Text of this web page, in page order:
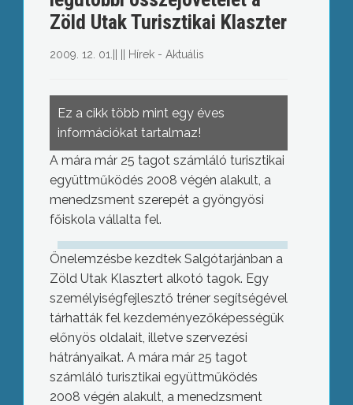
Zöld Utak Turisztikai Klaszter
2009. 12. 01. Hírek - Aktuális
Ez a cikk több mint egy éves
információkat tartalmaz!
A mára már 25 tagot számláló turisztikai
együttműködés 2008 végén alakult, a
menedzsment szerepét a gyöngyösi
főiskola vállalta fel.
Önelemzésbe kezdtek Salgótarjánban a
Zöld Utak Klasztert alkotó tagok. Egy
személyiségfejlesztő tréner segítségével
tárhatták fel kezdeményezőképességük
előnyös oldalait, illetve szervezési
hátrányaikat. A mára már 25 tagot
számláló turisztikai együttműködés
2008 végén alakult, a menedzsment